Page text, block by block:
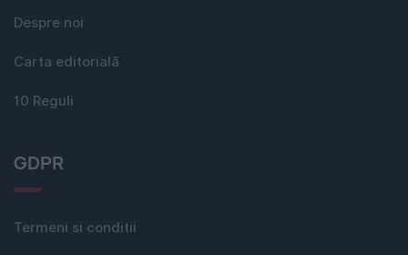
Despre noi
Carta editorială
10 Reguli
GDPR
Termeni si conditii